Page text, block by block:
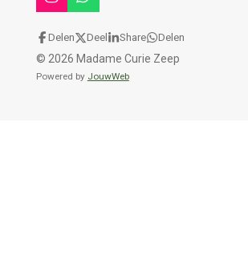
n
s
t
a
g
h
a
t
s
A
Delen Deel Share Delen
© 2026 Madame Curie Zeep
Powered by JouwWeb